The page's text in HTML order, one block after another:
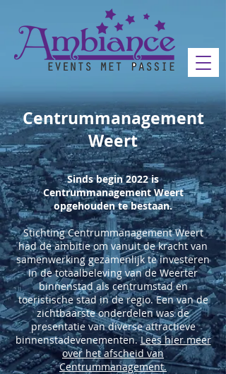
Centrummanagement
Weert
Sinds begin 2022 is
Centrummanagement Weert
opgehouden te bestaan.
Stichting Centrummanagement Weert
had de ambitie om vanuit de kracht van
samenwerking gezamenlijk te investeren
in de totaalbeleving van de Weerter
binnenstad als centrumstad en
toeristische stad in de regio. Een van de
zichtbaarste onderdelen was de
presentatie van diverse attractieve
binnenstadevenementen.Lees hier meer
over het afscheid van
Centrummanagement.